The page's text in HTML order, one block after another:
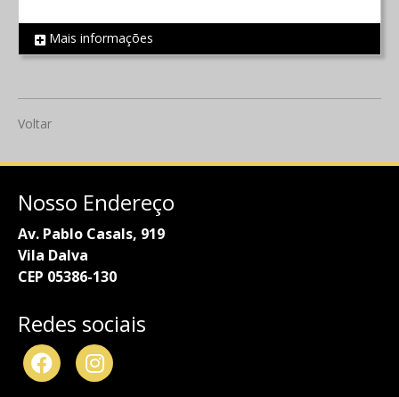
REF 549
Mais informações
Voltar
Nosso Endereço
Av. Pablo Casals, 919
Vila Dalva
CEP 05386-130
Redes sociais